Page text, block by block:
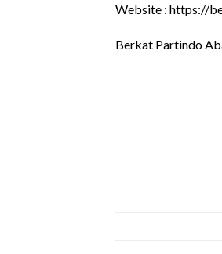
Website : https://
Berkat Partindo